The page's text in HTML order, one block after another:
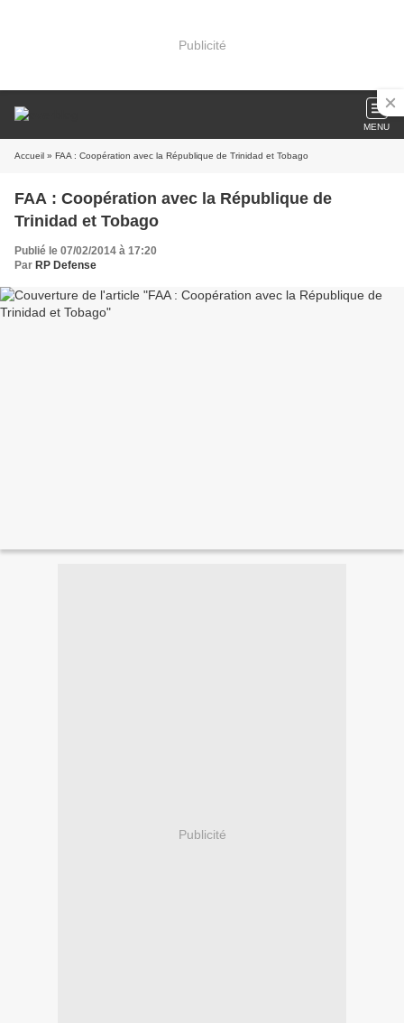
Publicité
MENU
Accueil » FAA : Coopération avec la République de Trinidad et Tobago
FAA : Coopération avec la République de
Trinidad et Tobago
Publié le 07/02/2014 à 17:20
Par RP Defense
Publicité